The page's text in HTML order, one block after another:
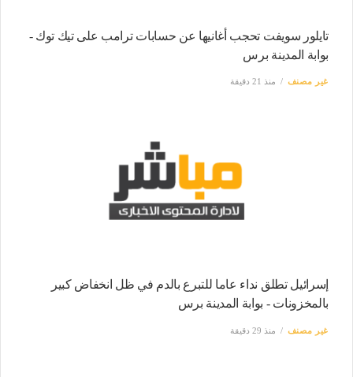
تايلور سويفت تحجب أغانيها عن حسابات ترامب على تيك توك -
بوابة المدينة برس
غير مصنف منذ 21 دقيقة
إسرائيل تطلق نداء عاما للتبرع بالدم في ظل انخفاض كبير
بالمخزونات - بوابة المدينة برس
غير مصنف منذ 29 دقيقة